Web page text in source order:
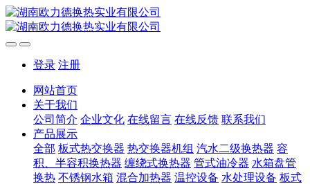
登录 注册
网站首页
关于我们
公司简介 企业文化 在线留言 在线反馈 联系我们
产品展示
全部 板式热交换器 热交换器机组 汽水二级换热器 容
积、半容积换热器 缠绕式换热器 管式油冷器 水箱盘管
换热 不锈钢水箱 混合加热器 温控设备 水处理设备 板式